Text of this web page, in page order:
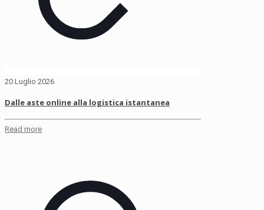
20 Luglio 2026
Dalle aste online alla logistica istantanea
Read more